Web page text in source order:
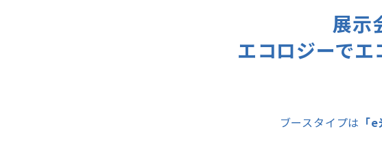
展示
エコロジーでエ
ブースタイプは 「